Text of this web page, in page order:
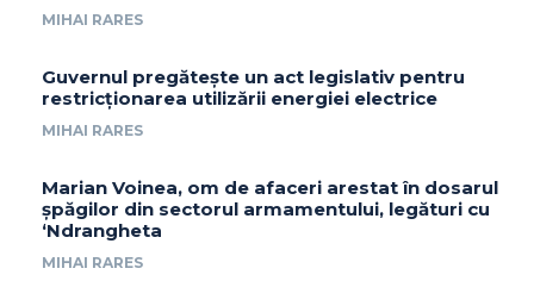
MIHAI RARES
Guvernul pregătește un act legislativ pentru
restricționarea utilizării energiei electrice
MIHAI RARES
Marian Voinea, om de afaceri arestat în dosarul
șpăgilor din sectorul armamentului, legături cu
‘Ndrangheta
MIHAI RARES